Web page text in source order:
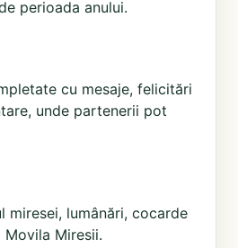
perioada anului.
cu mesaje, felicitări
unde partenerii pot
miresei, lumânări, cocarde
Miresii.